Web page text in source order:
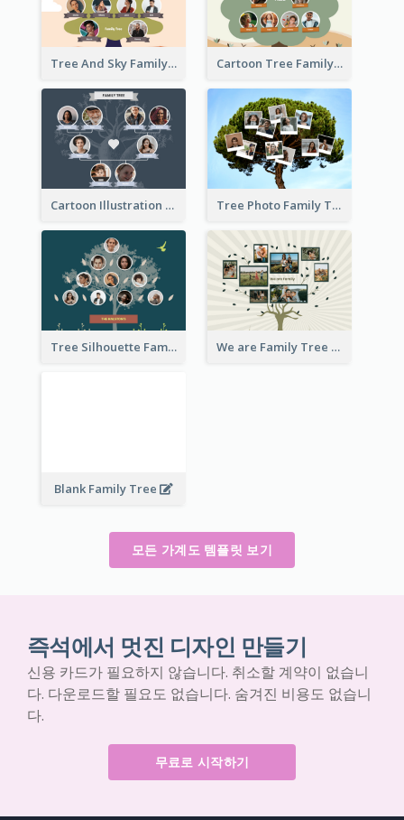
Tree And Sky Family Tree Cartoon Tree Family Tree
Cartoon Illustration Family Tree Collage Tree Photo Family Tree Collage
Tree Silhouette Family Tree We are Family Tree
Blank Family Tree
모든 가계도 템플릿 보기
즉석에서 멋진 디자인 만들기
신용 카드가 필요하지 않습니다. 취소할 계약이 없습니
다. 다운로드할 필요도 없습니다. 숨겨진 비용도 없습니
다.
무료로 시작하기